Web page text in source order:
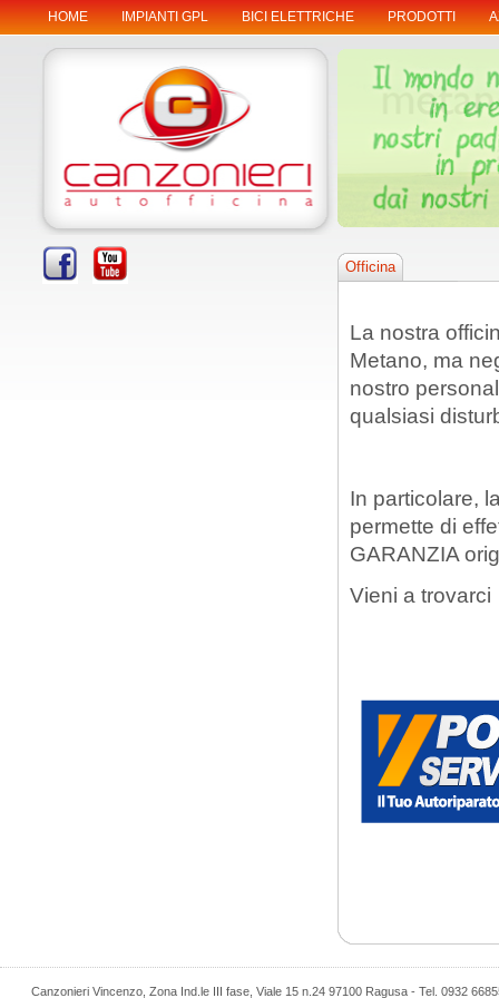
HOME IMPIANTI GPL BICI ELETTRICHE PRODOTTI
Officina
La nostra
Metano, ma
nostro
qualsiasi
In particolare,
permette di
GARANZIA
Vieni a trovarci
Canzonieri Vincenzo, Zona Ind.le III fase, Viale 15 n.24 97100 Ragusa - Tel. 0932